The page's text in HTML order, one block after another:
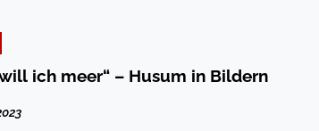
ich meer“ – Husum in Bildern